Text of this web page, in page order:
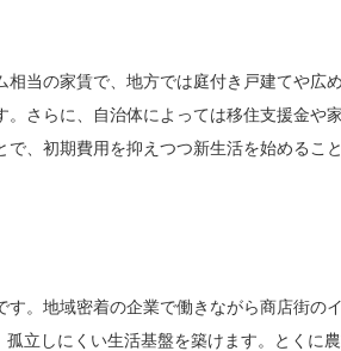
当の家賃で、地方では庭付き戸建てや広
さらに、自治体によっては移住支援金や
、初期費用を抑えつつ新生活を始めるこ
。地域密着の企業で働きながら商店街の
立しにくい生活基盤を築けます。とくに